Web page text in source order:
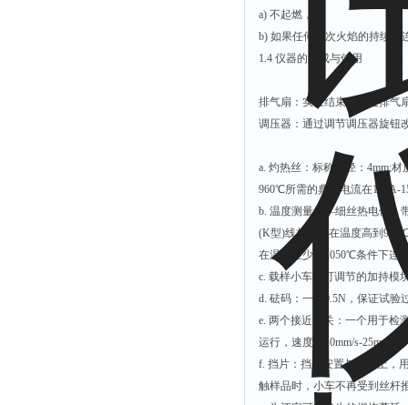
a) 不起燃，或
b) 如果任何一次火焰的持续和
1.4 仪器的组成与使用
排气扇：实验结束后通过排气
调压器：通过调节调压器旋钮
a. 灼热丝：标称直径：4mm;
960℃所需的典型电流在120A-
b. 温度测量——细丝热电偶：
(K型)线材适合在温度高到
在温度至少为1050℃条件下连
c. 载样小车：可调节的加持模
d. 砝码：一边0.5N，保证试验
e. 两个接近开关：一个用于检
运行，速度由10mm/s-25mm/s
f. 挡片：挡片安置与丝杆上，
触样品时，小车不再受到丝杆